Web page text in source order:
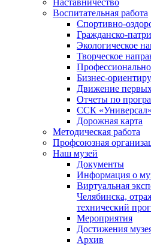
Наставничество
Воспитательная работа
Спортивно-
Гражданско-
Экологическое
Творческое
Бизнес-
Движение
Отчеты по
ССК «Универсал»
Дорожная карта
Методическая работа
Профсоюзная
Наш музей
Документы
Информация о
Виртуальная
Челябинска,
технический
Мероприятия
Достижения
Архив